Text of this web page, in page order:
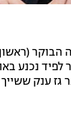
לפיד נכנע
גז ענק